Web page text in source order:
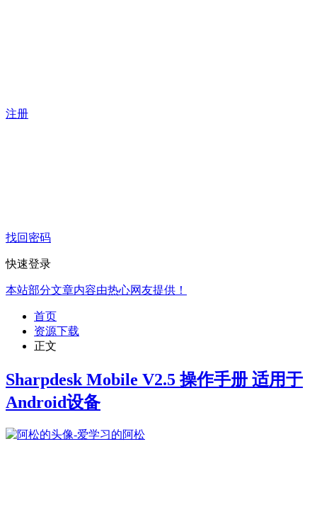
注册
找回密码
快速登录
本站部分文章内容由热心网友提供！
首页
资源下载
正文
Sharpdesk Mobile V2.5 操作手册 适用于
Android设备